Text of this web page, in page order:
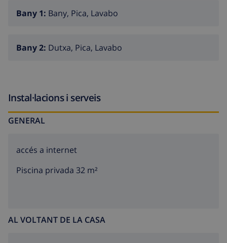
washing machine
2 bathrooms
Bany 1: Bany, Pica, Lavabo
Bany 2: Dutxa, Pica, Lavabo
Instal·lacions i serveis
GENERAL
accés a internet
Piscina privada 32 m²
AL VOLTANT DE LA CASA